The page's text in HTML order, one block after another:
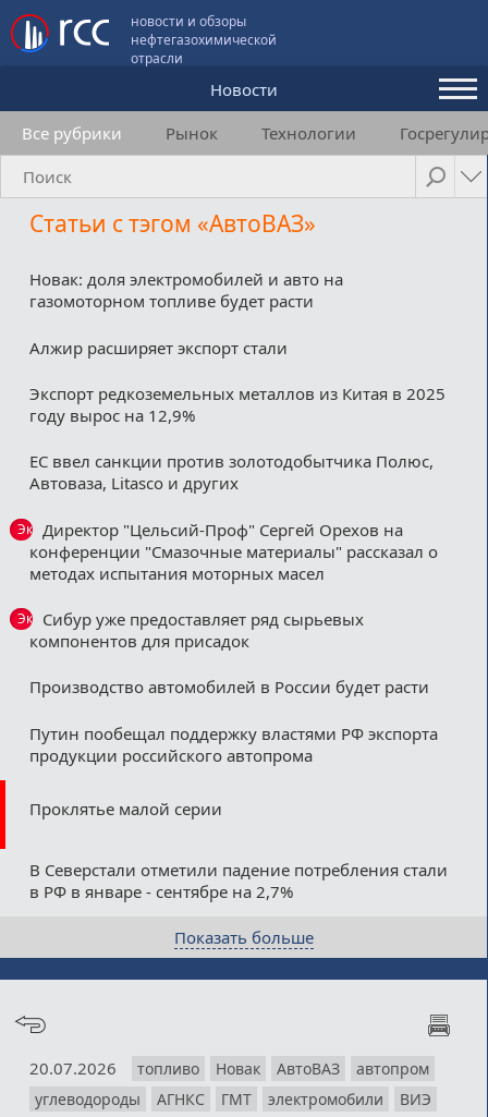
новости и обзоры
нефтегазохимической
отрасли
Новости
Аналитика и мнения
Видео
Подписка
Пользовательское соглашение
Медиакит
Все рубрики Рынок Технологии
Статьи с тэгом «АвтоВАЗ»
Новак: доля электромобилей и авто на
газомоторном топливе будет расти
Алжир расширяет экспорт стали
Экспорт редкоземельных металлов из Китая в 2025
году вырос на 12,9%
ЕС ввел санкции против золотодобытчика Полюс,
Автоваза, Litasco и других
Эксклюзив
Директор "Цельсий-Проф" Сергей Орехов на
конференции "Смазочные материалы" рассказал о
методах испытания моторных масел
Эксклюзив
Сибур уже предоставляет ряд сырьевых
компонентов для присадок
Производство автомобилей в России будет расти
Путин пообещал поддержку властями РФ экспорта
продукции российского автопрома
Проклятье малой серии
В Северстали отметили падение потребления стали
в РФ в январе - сентябре на 2,7%
Показать больше
20.07.2026 топливо Новак АвтоВАЗ
автопром
углеводороды
АГНКС ГМТ электромобили
ВИЭ